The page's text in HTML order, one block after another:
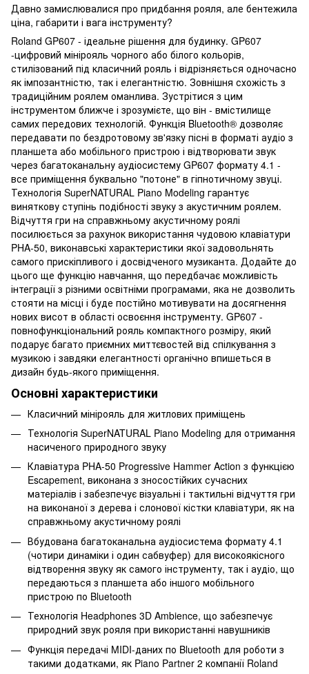
Давно замислювалися про придбання рояля, але бентежила
ціна, габарити і вага інструменту?
Roland GP607 - ідеальне рішення для будинку. GP607
-цифровий мінірояль чорного або білого кольорів,
стилізований під класичний рояль і відрізняється одночасно
як імпозантністю, так і елегантністю. Зовнішня схожість з
традиційним роялем оманлива. Зустрітися з цим
інструментом ближче і зрозумієте, що він - вмістилище
самих передових технологій. Функція Bluetooth® дозволяє
передавати по бездротовому зв'язку пісні в форматі аудіо з
планшета або мобільного пристрою і відтворювати звук
через багатоканальну аудіосистему GP607 формату 4.1 -
все приміщення буквально "потоне" в гіпнотичному звуці.
Технологія SuperNATURAL Piano Modeling гарантує
виняткову ступінь подібності звуку з акустичним роялем.
Відчуття гри на справжньому акустичному роялі
посилюється за рахунок використання чудовою клавіатури
PHA-50, виконавські характеристики якої задовольнять
самого прискіпливого і досвідченого музиканта. Додайте до
цього ще функцію навчання, що передбачає можливість
інтеграції з різними освітніми програмами, яка не дозволить
стояти на місці і буде постійно мотивувати на досягнення
нових висот в області освоєння інструменту. GP607 -
повнофункціональний рояль компактного розміру, який
подарує багато приємних миттєвостей від спілкування з
музикою і завдяки елегантності органічно впишеться в
дизайн будь-якого приміщення.
Основні характеристики
Класичний мінірояль для житлових приміщень
Технологія SuperNATURAL Piano Modeling для отримання
насиченого природного звуку
Клавіатура PHA-50 Progressive Hammer Action з функцією
Escapement, виконана з зносостійких сучасних
матеріалів і забезпечує візуальні і тактильні відчуття гри
на виконаної з дерева і слонової кістки клавіатури, як на
справжньому акустичному роялі
Вбудована багатоканальна аудіосистема формату 4.1
(чотири динаміки і один сабвуфер) для високоякісного
відтворення звуку як самого інструменту, так і аудіо, що
передаються з планшета або іншого мобільного
пристрою по Bluetooth
Технологія Headphones 3D Ambience, що забезпечує
природний звук рояля при використанні навушників
Функція передачі MIDI-даних по Bluetooth для роботи з
такими додатками, як Piano Partner 2 компанії Roland